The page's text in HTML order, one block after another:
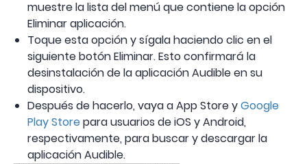
muestre la lista del menú que contiene la opción
Eliminar aplicación.
Toque esta opción y sígala haciendo clic en el
siguiente botón Eliminar. Esto confirmará la
desinstalación de la aplicación Audible en su
dispositivo.
Después de hacerlo, vaya a App Store yGoogle
Play Storepara usuarios de iOS y Android,
respectivamente, para buscar y descargar la
aplicación Audible.